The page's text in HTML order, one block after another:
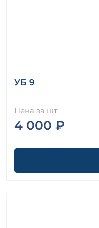
УБ 9
Цена за шт.
4 000 ₽